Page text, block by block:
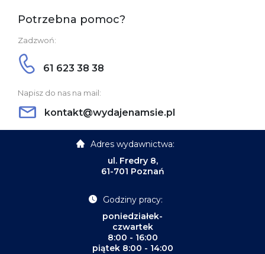
Potrzebna pomoc?
Zadzwoń:
61 623 38 38
Napisz do nas na mail:
kontakt@wydajenamsie.pl
Adres wydawnictwa:
ul. Fredry 8,
61-701 Poznań
Godziny pracy:
poniedziałek-
czwartek
8:00 - 16:00
piątek 8:00 - 14:00